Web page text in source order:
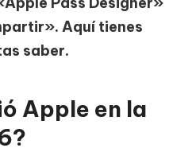
Aquí tienes
saber.
Apple en la